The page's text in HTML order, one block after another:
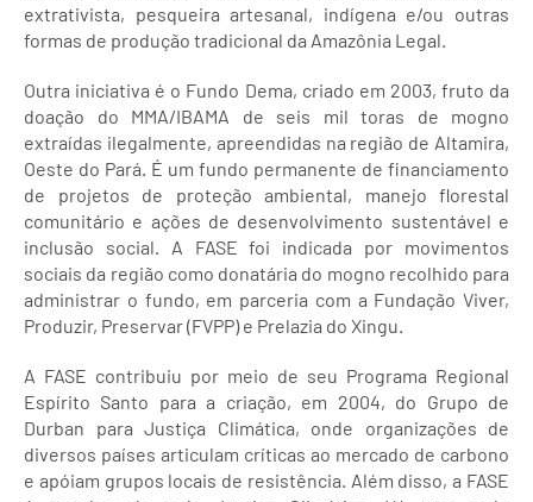
extrativista, pesqueira artesanal, indígena e/ou outras
formas de produção tradicional da Amazônia Legal.
Outra iniciativa é o Fundo Dema, criado em 2003, fruto da
doação do MMA/IBAMA de seis mil toras de mogno
extraídas ilegalmente, apreendidas na região de Altamira,
Oeste do Pará. É um fundo permanente de financiamento
de projetos de proteção ambiental, manejo florestal
comunitário e ações de desenvolvimento sustentável e
inclusão social. A FASE foi indicada por movimentos
sociais da região como donatária do mogno recolhido para
administrar o fundo, em parceria com a Fundação Viver,
Produzir, Preservar (FVPP) e Prelazia do Xingu.
A FASE contribuiu por meio de seu Programa Regional
Espírito Santo para a criação, em 2004, do Grupo de
Durban para Justiça Climática, onde organizações de
diversos países articulam críticas ao mercado de carbono
e apóiam grupos locais de resistência. Além disso, a FASE